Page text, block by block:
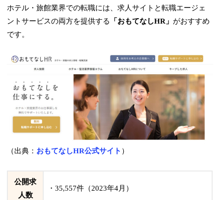
ホテル・旅館業界での転職には、求人サイトと転職エージェ
ントサービスの両方を提供する
「おもてなしHR」 がおすすめ
です。
（出典： おもてなしHR公式サイト ）
公開求
人数
・35,557件（2023年4月）